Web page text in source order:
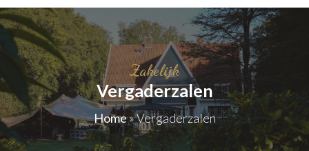
Zakelijk
Vergaderzalen
Home»Vergaderzalen